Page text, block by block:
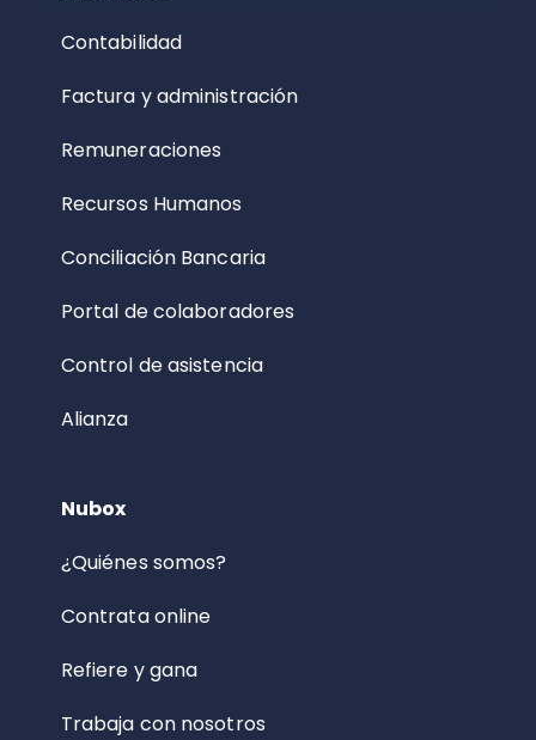
Contabilidad
Factura y administración
Remuneraciones
Recursos Humanos
Conciliación Bancaria
Portal de colaboradores
Control de asistencia
Alianza
Nubox
¿Quiénes somos?
Contrata online
Refiere y gana
Trabaja con nosotros